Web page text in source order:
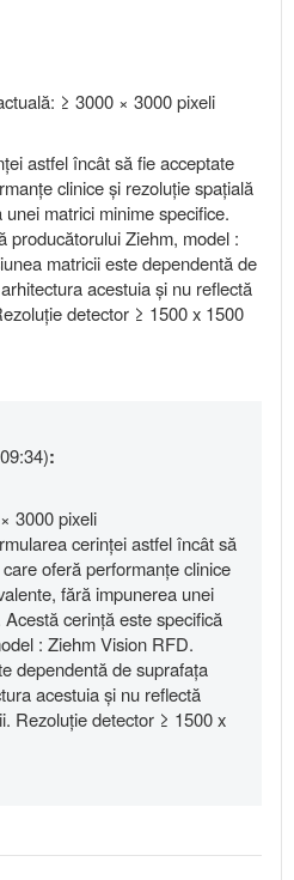
≥ 3000 × 3000 pixeli
astfel încât să fie acceptate
clinice și rezoluție spațială
matrici minime specifice.
producătorului Ziehm, model :
matricii este dependentă de
acestuia și nu reflectă
detector ≥ 1500 x 1500
:
3000 pixeli
cerinței astfel încât să
oferă performanțe clinice
fără impunerea unei
cerință este specifică
: Ziehm Vision RFD.
dependentă de suprafața
acestuia și nu reflectă
Rezoluție detector ≥ 1500 x